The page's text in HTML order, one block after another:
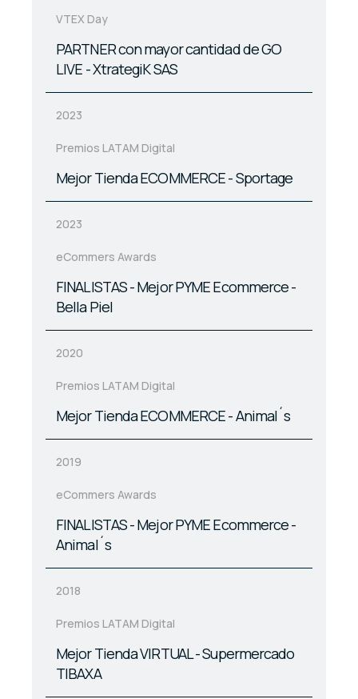
VTEX Day
PARTNER con mayor cantidad de GO
LIVE - XtrategiK SAS
2023
Premios LATAM Digital
Mejor Tienda ECOMMERCE - Sportage
2023
eCommers Awards
FINALISTAS - Mejor PYME Ecommerce -
Bella Piel
2020
Premios LATAM Digital
Mejor Tienda ECOMMERCE - Animal´s
2019
eCommers Awards
FINALISTAS - Mejor PYME Ecommerce -
Animal´s
2018
Premios LATAM Digital
Mejor Tienda VIRTUAL - Supermercado
TIBAXA